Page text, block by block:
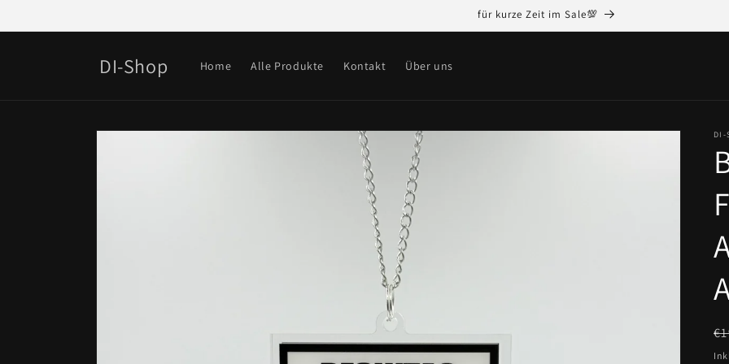
Inhalt
für kurze Zeit im Sale💯
DI-Shop Home Alle Produkte Kontakt Über uns
Zu
DI-